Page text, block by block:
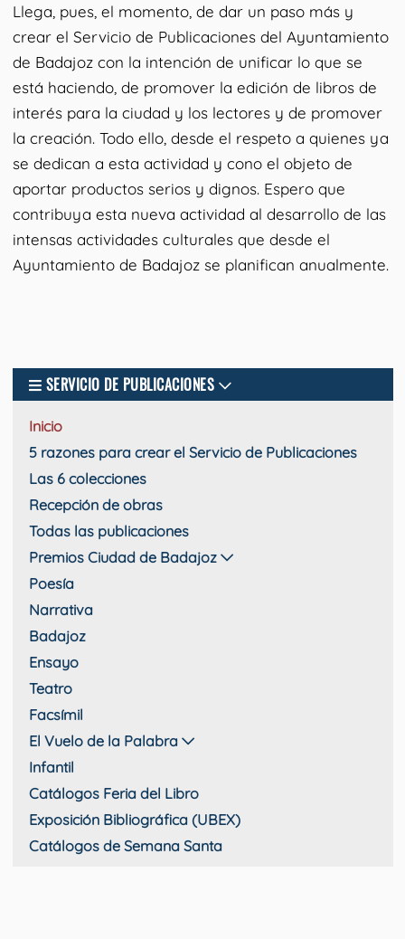
Llega, pues, el momento, de dar un paso más y
crear el Servicio de Publicaciones del Ayuntamiento
de Badajoz con la intención de unificar lo que se
está haciendo, de promover la edición de libros de
interés para la ciudad y los lectores y de promover
la creación. Todo ello, desde el respeto a quienes ya
se dedican a esta actividad y cono el objeto de
aportar productos serios y dignos. Espero que
contribuya esta nueva actividad al desarrollo de las
intensas actividades culturales que desde el
Ayuntamiento de Badajoz se planifican anualmente.
SERVICIO DE PUBLICACIONES
Inicio
5 razones para crear el Servicio de Publicaciones
Las 6 colecciones
Recepción de obras
Todas las publicaciones
Premios Ciudad de Badajoz
Poesía
Narrativa
Badajoz
Ensayo
Teatro
Facsímil
El Vuelo de la Palabra
Infantil
Catálogos Feria del Libro
Exposición Bibliográfica (UBEX)
Catálogos de Semana Santa